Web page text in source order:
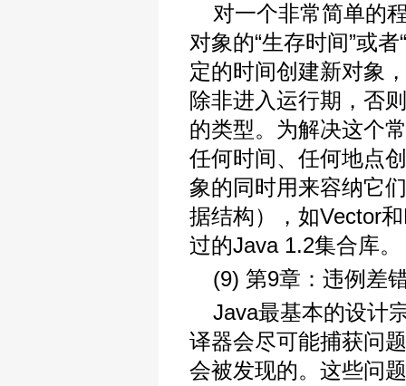
对一个非常简单的
对象的“生存时间”或
定的时间创建新对象
除非进入运行期，否
的类型。为解决这个
任何时间、任何地点
象的同时用来容纳它
据结构），如Vector
过的Java 1.2集合库。
(9) 第9章：违例差
Java最基本的设计
译器会尽可能捕获问
会被发现的。这些问